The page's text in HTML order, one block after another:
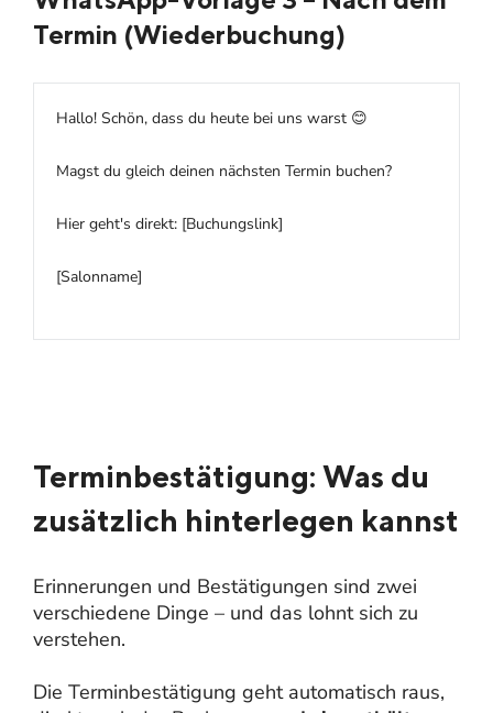
Termin (Wiederbuchung)
Hallo! Schön, dass du heute bei uns warst 😊
Magst du gleich deinen nächsten Termin buchen?
Hier geht's direkt: [Buchungslink]
[Salonname]
Terminbestätigung: Was du
zusätzlich hinterlegen kannst
Erinnerungen und Bestätigungen sind zwei
verschiedene Dinge – und das lohnt sich zu
verstehen.
Die Terminbestätigung geht automatisch raus,